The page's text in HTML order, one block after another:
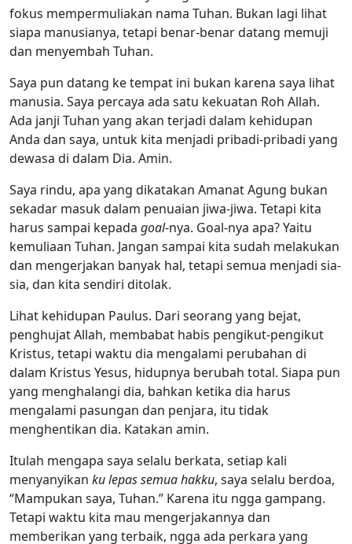
fokus mempermuliakan nama Tuhan. Bukan lagi lihat
siapa manusianya, tetapi benar-benar datang memuji
dan menyembah Tuhan.
Saya pun datang ke tempat ini bukan karena saya lihat
manusia. Saya percaya ada satu kekuatan Roh Allah.
Ada janji Tuhan yang akan terjadi dalam kehidupan
Anda dan saya, untuk kita menjadi pribadi-pribadi yang
dewasa di dalam Dia. Amin.
Saya rindu, apa yang dikatakan Amanat Agung bukan
sekadar masuk dalam penuaian jiwa-jiwa. Tetapi kita
harus sampai kepada goal-nya. Goal-nya apa? Yaitu
kemuliaan Tuhan. Jangan sampai kita sudah melakukan
dan mengerjakan banyak hal, tetapi semua menjadi sia-
sia, dan kita sendiri ditolak.
Lihat kehidupan Paulus. Dari seorang yang bejat,
penghujat Allah, membabat habis pengikut-pengikut
Kristus, tetapi waktu dia mengalami perubahan di
dalam Kristus Yesus, hidupnya berubah total. Siapa pun
yang menghalangi dia, bahkan ketika dia harus
mengalami pasungan dan penjara, itu tidak
menghentikan dia. Katakan amin.
Itulah mengapa saya selalu berkata, setiap kali
menyanyikan ku lepas semua hakku, saya selalu berdoa,
“Mampukan saya, Tuhan.” Karena itu ngga gampang.
Tetapi waktu kita mau mengerjakannya dan
memberikan yang terbaik, ngga ada perkara yang